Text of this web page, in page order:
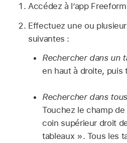
Accédez à l’app
Effectuez une ou
suivantes :
Rechercher dans un
en haut à droite, puis
Rechercher dans
Touchez le champ
coin supérieur droit
tableaux ». Tous les